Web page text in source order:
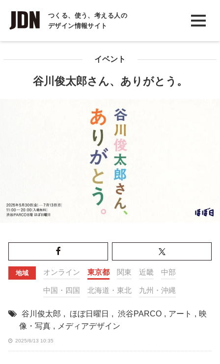
つくる、使う、考える人の
デザイン情報サイト
INTERVIEW
インタビュー
イベント
谷川俊太郎さん、ありがとう。
地域 オンライン 東京都 関東 近畿 中部
中国・四国 北海道・東北 九州・沖縄
谷川俊太郎 , ほぼ日曜日 , 渋谷PARCO , アート , 映
像・写真 , メディアデザイン
2025/6/13 10:35